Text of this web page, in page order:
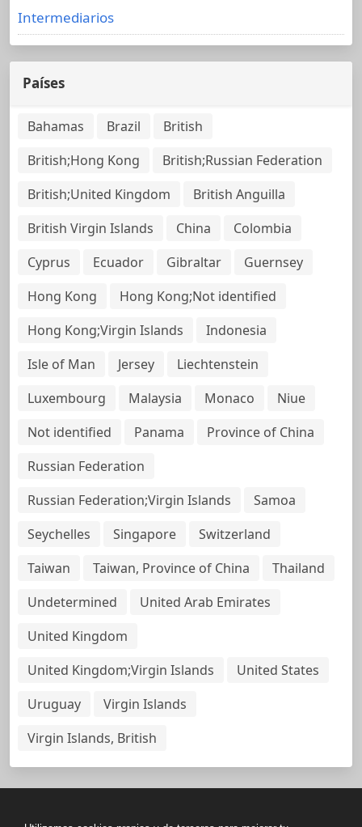
Intermediarios
Países
Bahamas Brazil
British
British;Hong Kong
British;Russian Federation
British;United Kingdom
British Anguilla
British Virgin Islands
China
Colombia
Cyprus
Ecuador Gibraltar
Guernsey
Hong Kong
Hong Kong;Not identified
Hong Kong;Virgin Islands
Indonesia
Isle of Man
Jersey
Liechtenstein
Luxembourg
Malaysia Monaco
Niue
Not identified
Panama
Province of China
Russian Federation
Russian Federation;Virgin Islands
Samoa
Seychelles
Singapore
Switzerland
Taiwan
Taiwan, Province of China
Thailand
Undetermined
United Arab Emirates
United Kingdom
United Kingdom;Virgin Islands
United States
Uruguay
Virgin Islands
Virgin Islands, British